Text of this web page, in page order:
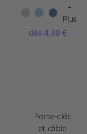
aluminium de
4000 mAh
Pep
+
Plus
dès 4,39 €
Porte-clés
et câble